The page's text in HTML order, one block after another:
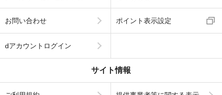
お問い合わせ ポイント表示設定
dアカウントログイン
サイト情報